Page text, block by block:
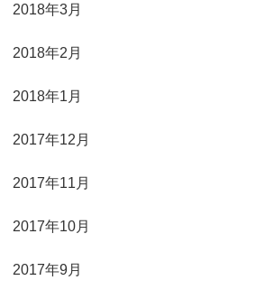
2018年3月
2018年2月
2018年1月
2017年12月
2017年11月
2017年10月
2017年9月